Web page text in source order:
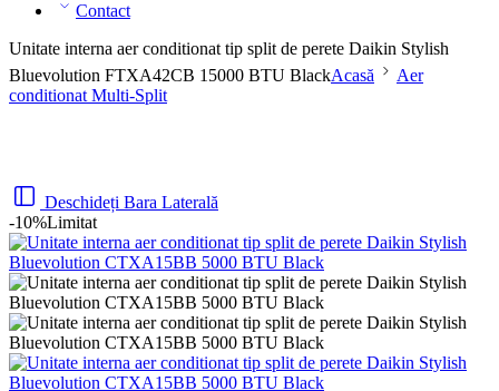
Contact
Unitate interna aer conditionat tip split de perete Daikin Stylish
Bluevolution FTXA42CB 15000 BTU BlackAcasă
Aer
conditionat Multi-Split
Deschideți Bara Laterală
-10%Limitat